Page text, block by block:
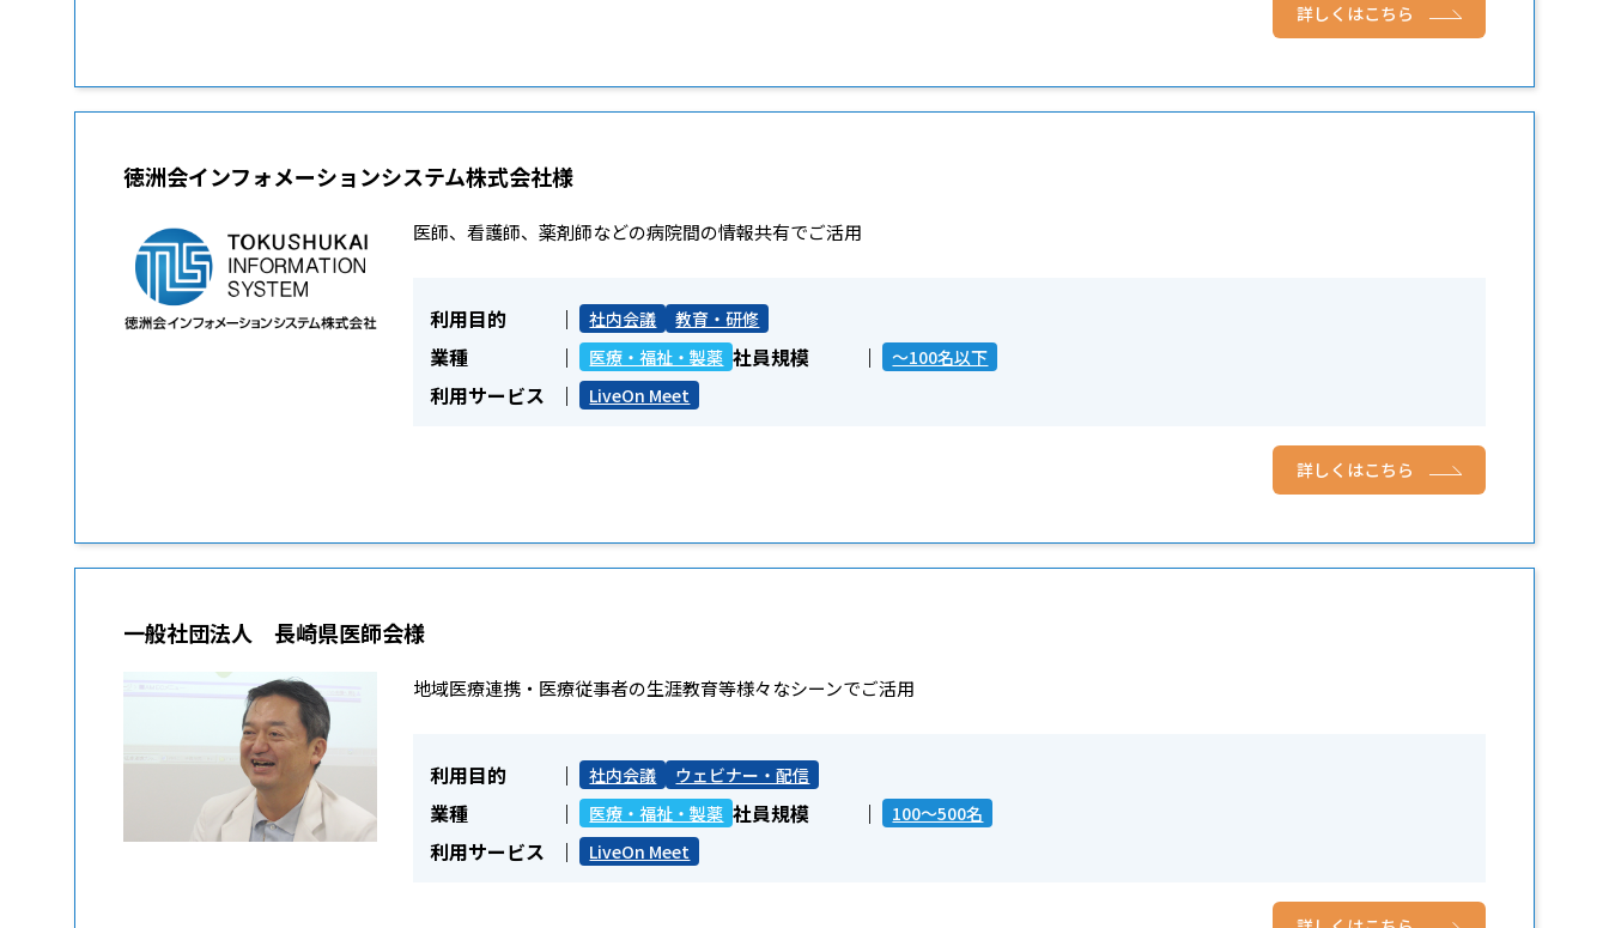
詳しくはこちら
徳洲会インフォメーションシステム株式会社様
医師、看護師、薬剤師などの病院間の情報共有でご活用
利用目的 社内会議 教育・研修
業種 医療・福祉・製薬 社員規模 ～100名以下
利用サービス LiveOn Meet
詳しくはこちら
一般社団法人 長崎県医師会様
地域医療連携・医療従事者の生涯教育等様々なシーンでご活用
利用目的 社内会議 ウェビナー・配信
業種 医療・福祉・製薬 社員規模 100～500名
利用サービス LiveOn Meet